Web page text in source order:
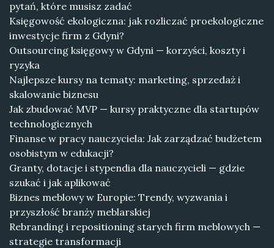
pytań, które musisz zadać
Księgowość ekologiczna: jak rozliczać proekologiczne
inwestycje firm z Gdyni?
Outsourcing księgowy w Gdyni — korzyści, koszty i
ryzyka
Najlepsze kursy na tematy: marketing, sprzedaż i
skalowanie biznesu
Jak zbudować MVP — kursy praktyczne dla startupów
technologicznych
Finanse w pracy nauczyciela: Jak zarządzać budżetem
osobistym w edukacji?
Granty, dotacje i stypendia dla nauczycieli — gdzie
szukać i jak aplikować
Biznes meblowy w Europie: Trendy, wyzwania i
przyszłość branży meblarskiej
Rebranding i repositioning starych firm meblowych —
strategie transformacji